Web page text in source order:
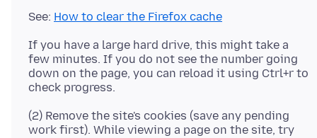
See: How to clear the Firefox cache
If you have a large hard drive, this might take a
few minutes. If you do not see the number going
down on the page, you can reload it using Ctrl+r to
(2) Remove the site's cookies (save any pending
work first). While viewing a page on the site, try